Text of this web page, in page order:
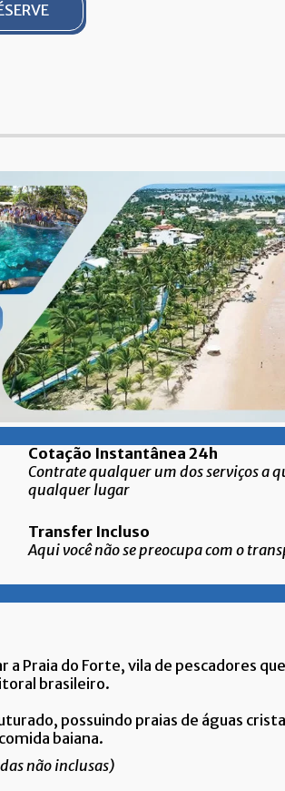
Cotação Instantânea 24h
Contrate qualquer um dos serviços a
qualquer lugar
Transfer Incluso
Aqui você não se preocupa com o
Praia do Forte, vila de pescadores
brasileiro.
possuindo praias de águas
baiana.
não inclusas)